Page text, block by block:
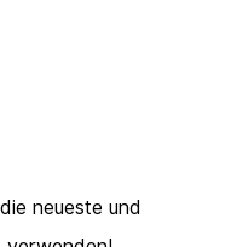
neueste und